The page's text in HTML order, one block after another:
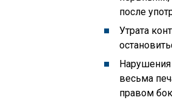
после
Утрата
Нарушения
весьма
правом